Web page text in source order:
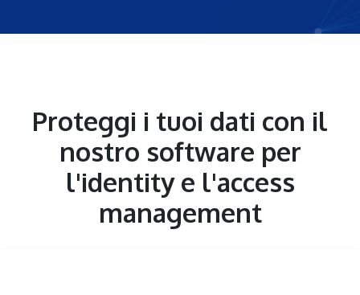
Proteggi i tuoi dati con il
nostro software per
l'identity e l'access
management